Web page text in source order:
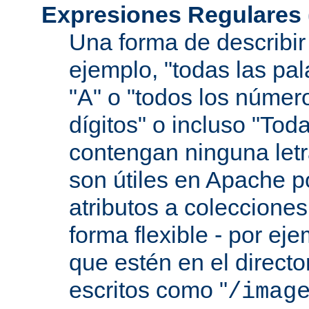
Expresiones Regulares
Una forma de
ejemplo, "todas las
"A" o "todos los
dígitos" o incluso
contengan ninguna
son útiles en Apache
atributos a
forma flexible - por
que estén en el
escritos como "/